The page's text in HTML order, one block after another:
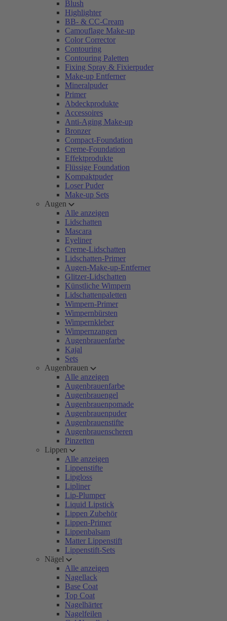
Blush
Highlighter
BB- & CC-Cream
Camouflage Make-up
Color Corrector
Contouring
Contouring Paletten
Fixing Spray & Fixierpuder
Make-up Entferner
Mineralpuder
Primer
Abdeckprodukte
Accessoires
Anti-Aging Make-up
Bronzer
Compact-Foundation
Creme-Foundation
Effektprodukte
Flüssige Foundation
Kompaktpuder
Loser Puder
Make-up Sets
Augen
Alle anzeigen
Lidschatten
Mascara
Eyeliner
Creme-Lidschatten
Lidschatten-Primer
Augen-Make-up-Entferner
Glitzer-Lidschatten
Künstliche Wimpern
Lidschattenpaletten
Wimpern-Primer
Wimpernbürsten
Wimpernkleber
Wimpernzangen
Augenbrauenfarbe
Kajal
Sets
Augenbrauen
Alle anzeigen
Augenbrauenfarbe
Augenbrauengel
Augenbrauenpomade
Augenbrauenpuder
Augenbrauenstifte
Augenbrauenscheren
Pinzetten
Lippen
Alle anzeigen
Lippenstifte
Lipgloss
Lipliner
Lip-Plumper
Liquid Lipstick
Lippen Zubehör
Lippen-Primer
Lippenbalsam
Matter Lippenstift
Lippenstift-Sets
Nägel
Alle anzeigen
Nagellack
Base Coat
Top Coat
Nagelhärter
Nagelfeilen